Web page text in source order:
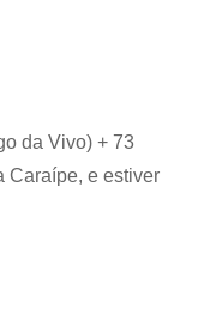
da Vivo) + 73
Caraípe, e estiver